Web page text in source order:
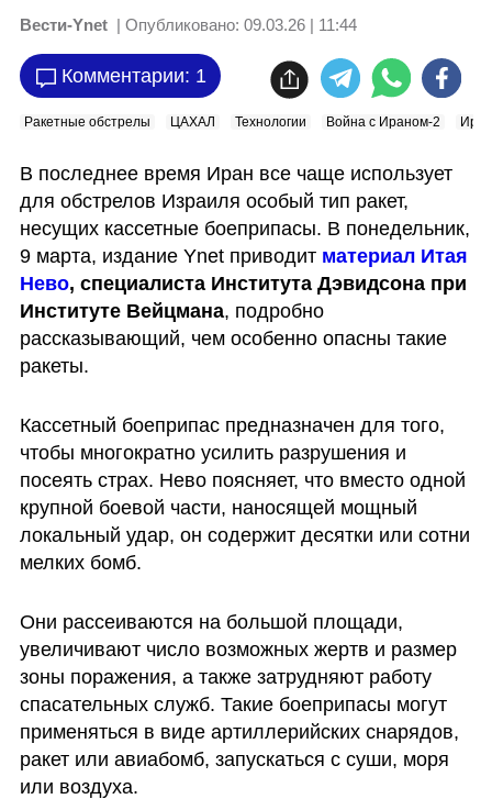
Вести-Ynet | Опубликовано: 09.03.26 | 11:44
Комментарии: 1
Ракетные обстрелы ЦАХАЛ Технологии Война с Ираном-2
В последнее время Иран все чаще использует
для обстрелов Израиля особый тип ракет,
несущих кассетные боеприпасы. В понедельник,
9 марта, издание Ynet приводит материал Итая
Нево, специалиста Института Дэвидсона при
Институте Вейцмана, подробно
рассказывающий, чем особенно опасны такие
ракеты.
Кассетный боеприпас предназначен для того,
чтобы многократно усилить разрушения и
посеять страх. Нево поясняет, что вместо одной
крупной боевой части, наносящей мощный
локальный удар, он содержит десятки или сотни
мелких бомб.
Они рассеиваются на большой площади,
увеличивают число возможных жертв и размер
зоны поражения, а также затрудняют работу
спасательных служб. Такие боеприпасы могут
применяться в виде артиллерийских снарядов,
ракет или авиабомб, запускаться с суши, моря
или воздуха.